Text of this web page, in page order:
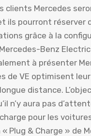
clients Mercedes
ils pourront réserver
grâce à la
Benz
à présenter
de VE optimisent
distance.
n’y aura pas
pour les
Plug & Charge » de